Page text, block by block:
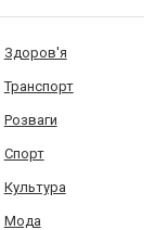
Здоров'я
Транспорт
Розваги
Спорт
Культура
Мода